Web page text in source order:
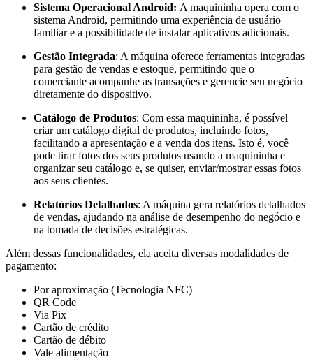
Sistema Operacional Android: A maquininha opera com o
sistema Android, permitindo uma experiência de usuário
familiar e a possibilidade de instalar aplicativos adicionais.
Gestão Integrada: A máquina oferece ferramentas integradas
para gestão de vendas e estoque, permitindo que o
comerciante acompanhe as transações e gerencie seu negócio
diretamente do dispositivo.
Catálogo de Produtos: Com essa maquininha, é possível
criar um catálogo digital de produtos, incluindo fotos,
facilitando a apresentação e a venda dos itens. Isto é, você
pode tirar fotos dos seus produtos usando a maquininha e
organizar seu catálogo e, se quiser, enviar/mostrar essas fotos
aos seus clientes.
Relatórios Detalhados: A máquina gera relatórios detalhados
de vendas, ajudando na análise de desempenho do negócio e
na tomada de decisões estratégicas.
Além dessas funcionalidades, ela aceita diversas modalidades de
pagamento:
Por aproximação (Tecnologia NFC)
QR Code
Via Pix
Cartão de crédito
Cartão de débito
Vale alimentação